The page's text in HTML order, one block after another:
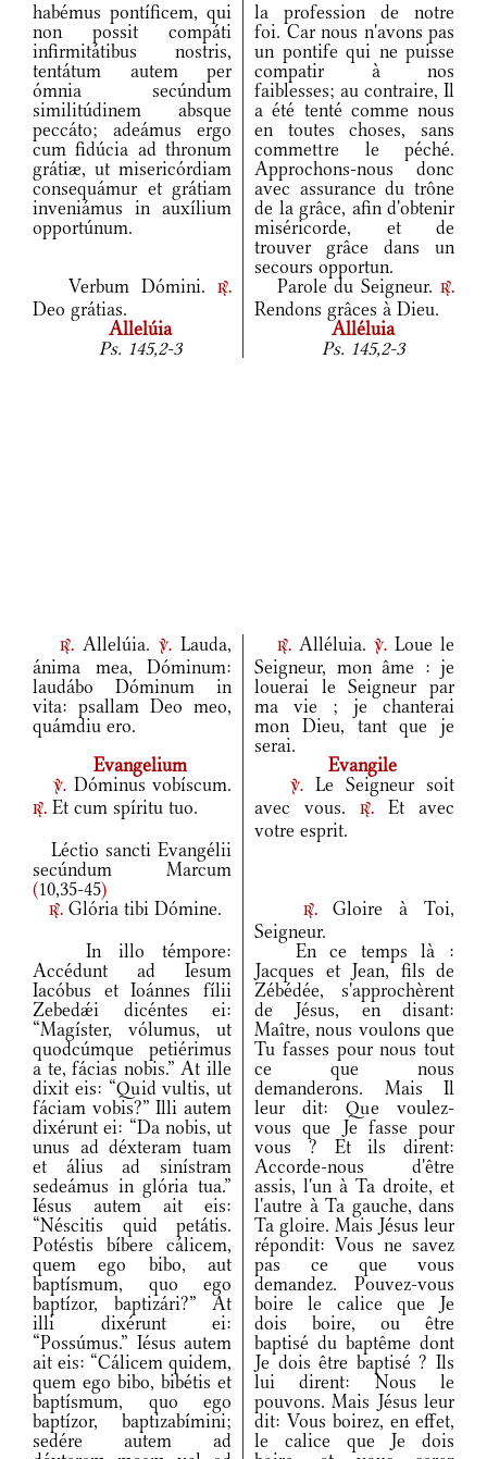
habémus pontíficem, qui
non possit compáti
infirmitátibus nostris,
tentátum autem per
ómnia secúndum
similitúdinem absque
peccáto; adeámus ergo
cum fidúcia ad thronum
grátiæ, ut misericórdiam
consequámur et grátiam
inveniámus in auxílium
opportúnum.
la profession de notre
foi. Car nous n'avons pas
un pontife qui ne puisse
compatir à nos
faiblesses; au contraire, Il
a été tenté comme nous
en toutes choses, sans
commettre le péché.
Approchons-nous donc
avec assurance du trône
de la grâce, afin d'obtenir
miséricorde, et de
trouver grâce dans un
secours opportun.
Verbum Dómini.
r.
Deo grátias.
Parole du Seigneur. r.
Rendons grâces à Dieu.
Allelúia
Alléluia
Ps. 145,2-3
Ps. 145,2-3
r.Allelúia. v.Lauda,
ánima mea, Dóminum:
laudábo Dóminum in
vita: psallam Deo meo,
quámdiu ero.
r. Alléluia. v. Loue le
Seigneur, mon âme : je
louerai le Seigneur par
ma vie ; je chanterai
mon Dieu, tant que je
serai.
Evangelium
Evangile
v. Dóminus vobíscum.
r. Et cum spíritu tuo.
v.
Le Seigneur soit
avec vous.
r.
Et avec
votre esprit.
Léctio sancti Evangélii
secúndum Marcum
(10,35-45)
r. Glória tibi Dómine. r.Gloire à Toi,
Seigneur.
In illo témpore:
Accédunt ad Iesum
Iacóbus et Ioánnes fílii
Zebedǽi dicéntes ei:
“Magíster, vólumus, ut
quodcúmque petiérimus
a te, fácias nobis.” At ille
dixit eis: “Quid vultis, ut
fáciam vobis?” Illi autem
dixérunt ei: “Da nobis, ut
unus ad déxteram tuam
et álius ad sinístram
sedeámus in glória tua.”
Iésus autem ait eis:
“Néscitis quid petátis.
Potéstis bíbere cálicem,
quem ego bibo, aut
baptísmum, quo ego
baptízor, baptizári?” At
illi dixérunt ei:
“Possúmus.” Iésus autem
ait eis: “Cálicem quidem,
quem ego bibo, bibétis et
baptísmum, quo ego
baptízor, baptizabímini;
sedére autem ad
En ce temps là :
Jacques et Jean, fils de
Zébédée, s'approchèrent
de Jésus, en disant:
Maître, nous voulons que
Tu fasses pour nous tout
ce que nous
demanderons. Mais Il
leur dit: Que voulez-
vous que Je fasse pour
vous ? Et ils dirent:
Accorde-nous d'être
assis, l'un à Ta droite, et
l'autre à Ta gauche, dans
Ta gloire. Mais Jésus leur
répondit: Vous ne savez
pas ce que vous
demandez. Pouvez-vous
boire le calice que Je
dois boire, ou être
baptisé du baptême dont
Je dois être baptisé ? Ils
lui dirent: Nous le
pouvons. Mais Jésus leur
dit: Vous boirez, en effet,
le calice que Je dois